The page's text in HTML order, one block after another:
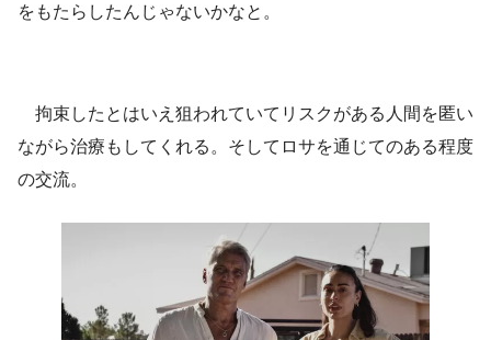
をもたらしたんじゃないかなと。
拘束したとはいえ狙われていてリスクがある人間を匿い
ながら治療もしてくれる。そしてロサを通じてのある程度
の交流。